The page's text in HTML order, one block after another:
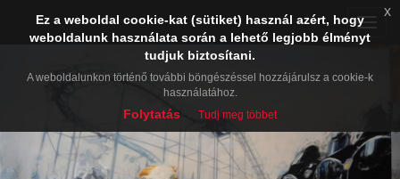
Toggle
Ez a weboldal cookie-kat (sütiket) használ azért, hogy
weboldalunk használata során a lehető legjobb élményt
tudjuk biztosítani.
A weboldalunkon történő további böngészéssel hozzájárulsz a cookie-k
használatához.
Folytatás Tudj meg többet
x